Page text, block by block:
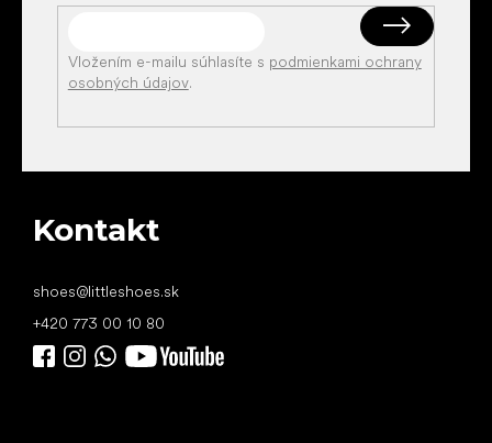
Vložením e-mailu súhlasíte s podmienkami ochrany
osobných údajov.
Kontakt
shoes@littleshoes.sk
+420 773 00 10 80